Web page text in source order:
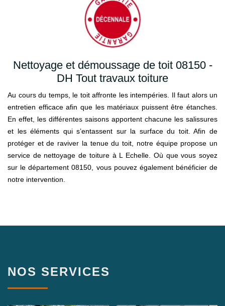
Nettoyage et démoussage de toit 08150 -
DH Tout travaux toiture
Au cours du temps, le toit affronte les intempéries. Il faut alors un
entretien efficace afin que les matériaux puissent être étanches.
En effet, les différentes saisons apportent chacune les salissures
et les éléments qui s’entassent sur la surface du toit. Afin de
protéger et de raviver la tenue du toit, notre équipe propose un
service de nettoyage de toiture à L Echelle. Où que vous soyez
sur le département 08150, vous pouvez également bénéficier de
notre intervention.
NOS SERVICES